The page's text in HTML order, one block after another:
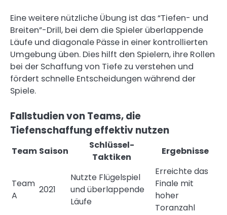
Eine weitere nützliche Übung ist das “Tiefen- und
Breiten”-Drill, bei dem die Spieler überlappende
Läufe und diagonale Pässe in einer kontrollierten
Umgebung üben. Dies hilft den Spielern, ihre Rollen
bei der Schaffung von Tiefe zu verstehen und
fördert schnelle Entscheidungen während der
Spiele.
Fallstudien von Teams, die
Tiefenschaffung effektiv nutzen
Team Saison
Schlüssel-
Taktiken
Ergebnisse
Team
A
2021
Nutzte Flügelspiel
und überlappende
Läufe
Erreichte das
Finale mit
hoher
Toranzahl